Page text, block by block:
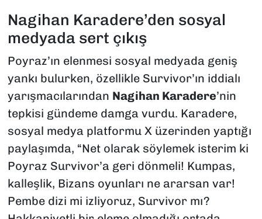
Nagihan Karadere’den sosyal
medyada sert çıkış
Poyraz’ın elenmesi sosyal medyada geniş
yankı bulurken, özellikle Survivor’ın iddialı
yarışmacılarından Nagihan Karadere’nin
tepkisi gündeme damga vurdu. Karadere,
sosyal medya platformu X üzerinden yaptığı
paylaşımda, “Net olarak söylemek isterim ki
Poyraz Survivor’a geri dönmeli! Kumpas,
kalleşlik, Bizans oyunları ne ararsan var!
Pembe dizi mi izliyoruz, Survivor mı?